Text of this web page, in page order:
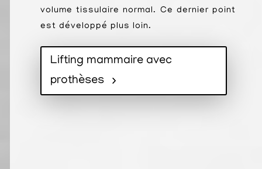
volume tissulaire normal. Ce dernier point
est développé plus loin.
Lifting mammaire avec
prothèses